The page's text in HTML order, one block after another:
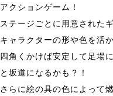
アクションゲーム！
ステージごとに用意された
キャラクターの形や色を活
四角くかけば安定して足場
と坂道になるかも？！
さらに絵の具の色によって